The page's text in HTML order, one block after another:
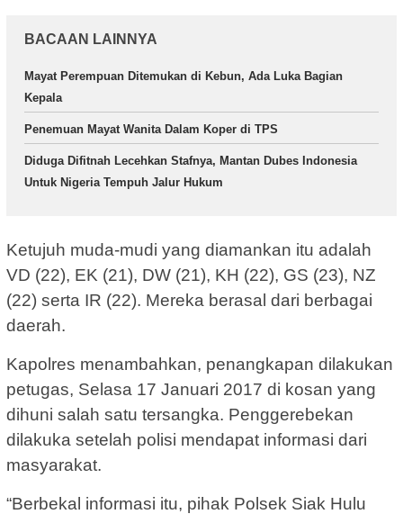
BACAAN LAINNYA
Mayat Perempuan Ditemukan di Kebun, Ada Luka Bagian
Kepala
Penemuan Mayat Wanita Dalam Koper di TPS
Diduga Difitnah Lecehkan Stafnya, Mantan Dubes Indonesia
Untuk Nigeria Tempuh Jalur Hukum
Ketujuh muda-mudi yang diamankan itu adalah
VD (22), EK (21), DW (21), KH (22), GS (23), NZ
(22) serta IR (22). Mereka berasal dari berbagai
daerah.
Kapolres menambahkan, penangkapan dilakukan
petugas, Selasa 17 Januari 2017 di kosan yang
dihuni salah satu tersangka. Penggerebekan
dilakuka setelah polisi mendapat informasi dari
masyarakat.
“Berbekal informasi itu, pihak Polsek Siak Hulu